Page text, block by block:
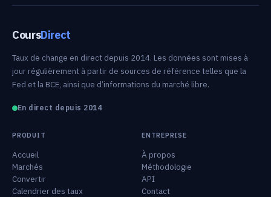
CoursDirect
Taux de change en direct depuis 2014. Les données sont mises à
jour régulièrement à partir de sources de référence telles que la
Fed et la BCE, ainsi que d’informations du marché libre.
En direct depuis 2014
PRODUIT
Accueil
Marchés
Convertir
Calendrier des taux
ENTREPRISE
À propos
Méthodologie
API
Contact